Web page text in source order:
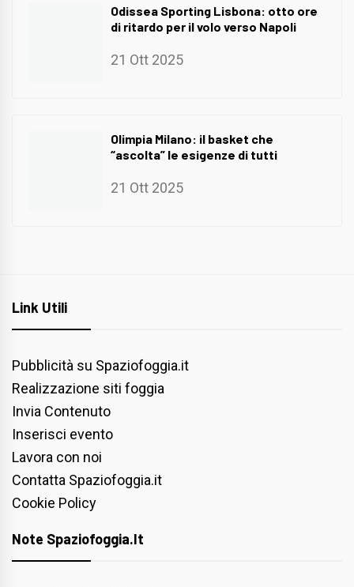
Odissea Sporting Lisbona: otto ore
di ritardo per il volo verso Napoli
21 Ott 2025
Olimpia Milano: il basket che
“ascolta” le esigenze di tutti
21 Ott 2025
Link Utili
Pubblicità su Spaziofoggia.it
Realizzazione siti foggia
Invia Contenuto
Inserisci evento
Lavora con noi
Contatta Spaziofoggia.it
Cookie Policy
Note Spaziofoggia.it